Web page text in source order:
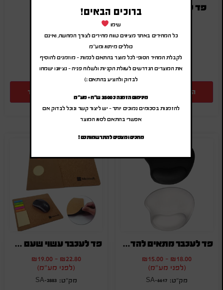
פד סובלימציה לעכבר
(לפני מע"מ)
הוספה להצעת מחיר הוספה להצעת מחיר
פד לעכבר מתאים להדפסת סובלימציה
₪18.00
-
₪15.00
(לפני מע"מ)
SA-6617
פד לעכבר עשוי שעם עם דגלונים
₪22.80
-
₪19.00
(לפני מע"מ)
SA-2883
ברוכים הבאים!
שימו
כל המחירים באתר מציגים טווח מחירים לצורך המחשה, ואינם
כוללים מיתוג ומע"מ
לקבלת המחיר הסופי לכל מוצר בהתאם לכמות – מוזמנים להוסיף
את המוצרים הנדרשים לעגלת הקניות ולשלוח פניה – נציגנו ישמחו
לבדוק ולהציע בהתאם :)
מינימום הזמנה כ 3500 ש"ח + מע"מ
להזמנות בסכומים נמוכים יותר – יש ליצור קשר ונוכל לבדוק אם
אפשרי בהתאם לסוג המוצר
מחכים ומצפים להתרשמותכם !